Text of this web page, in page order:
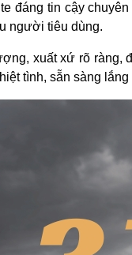
đáng tin cậy
người tiêu dùng.
xuất xứ rõ ràng,
tình, sẵn sàng